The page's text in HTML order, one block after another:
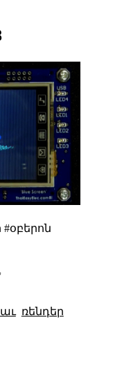
ռենդեր